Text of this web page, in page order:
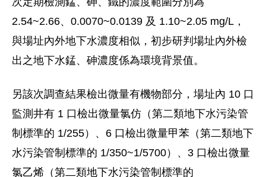
2.54~2.66、0.0070~0.0139 及 1.10~2.05 mg/L，
與場址內外地下水濃度相似，初步研判場址內外檢
出之地下水錳、砷濃度係為環境背景值。
另該次調查結果檢出微量有機物部分，場址內 10 口
監測井有 1 口檢出微量氯仿（第二類地下水污染管
制標準的 1/255）、6 口檢出微量甲苯（第二類地下
水污染管制標準的 1/350~1/5700）、3 口檢出微量
氯乙烯（第二類地下水污染管制標準的